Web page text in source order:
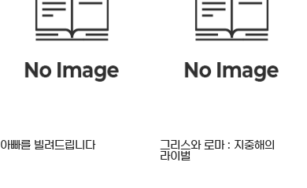
아빠를 빌려드립니다
그리스와 로마 : 지중해의
라이벌